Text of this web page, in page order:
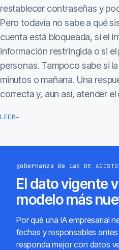
restablecer contraseñas y
Pero todavía no sabe a qué
cuenta está bloqueada, si el
información restringida o si
personas. Tampoco sabe si
minutos o mañana. Una
correcta y, aun así, atender
LEER→
gobernanza de ia5 DE
El dato vigente
modelo más
Por qué una IA empresarial
fechas y responsables
responda mejor con datos